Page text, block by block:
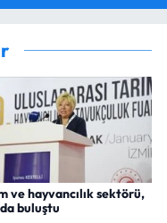
ve hayvancılık sektörü,
buluştu